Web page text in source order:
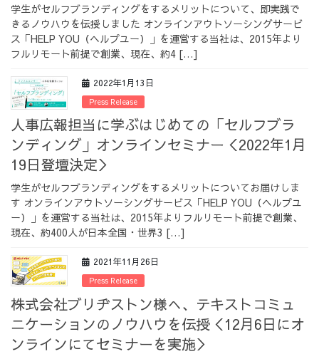
学生がセルフブランディングをするメリットについて、即実践で
きるノウハウを伝授しました オンラインアウトソーシングサービ
ス「HELP YOU（ヘルプユー）」を運営する当社は、2015年より
フルリモート前提で創業、現在、約4 […]
2022年1月13日
Press Release
人事広報担当に学ぶはじめての「セルフブラ
ンディング」オンラインセミナー＜2022年1月
19日登壇決定＞
学生がセルフブランディングをするメリットについてお届けしま
す オンラインアウトソーシングサービス「HELP YOU（ヘルプユ
ー）」を運営する当社は、2015年よりフルリモート前提で創業、
現在、約400人が日本全国・世界3 […]
2021年11月26日
Press Release
株式会社ブリヂストン様へ、テキストコミュ
ニケーションのノウハウを伝授＜12月6日にオ
ンラインにてセミナーを実施＞